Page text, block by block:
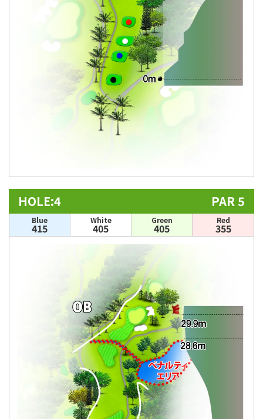
HOLE:4 PAR 5
Blue
415
White
405
Green
405
Red
355